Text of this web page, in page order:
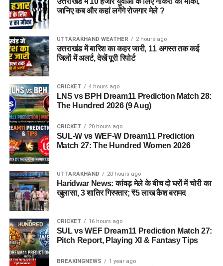
जानिए कब और कहां लगेंगे रोजगार मेले ?
UTTARAKHAND WEATHER 2 hours ago
उत्तराखंड में बारिश का कहर जारी, 11 अगस्त तक कई
जिलों में अलर्ट, देखें पूरी रिपोर्ट
CRICKET 4 hours ago
LNS vs BPH Dream11 Prediction Match 28:
The Hundred 2026 (9 Aug)
CRICKET 20 hours ago
SUL-W vs WEF-W Dream11 Prediction
Match 27: The Hundred Women 2026
UTTARAKHAND 20 hours ago
Haridwar News: कांवड़ मेले के बीच दो घरों में चोरी का
खुलासा, 3 शातिर गिरफ्तार; ₹5 लाख कैश बरामद
CRICKET 16 hours ago
SUL vs WEF Dream11 Prediction Match 27:
Pitch Report, Playing XI & Fantasy Tips
BREAKINGNEWS 1 year ago